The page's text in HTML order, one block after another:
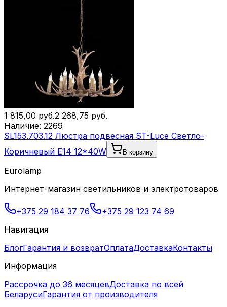
1 815,00 руб.2 268,75 руб.
Наличие: 2269
SL153.703.12 Люстра подвесная ST-Luce Светло-
Коричневый E14 12*40W
В корзину
Eurolamp
Интернет-магазин светильников и электротоваров
+375 29 184 37 76
+375 29 123 74 69
Навигация
БлогГарантия и возвратОплатаДоставкаКонтакты
Информация
Рассрочка до 36 месяцевДоставка по всей
БеларусиГарантия от производителя